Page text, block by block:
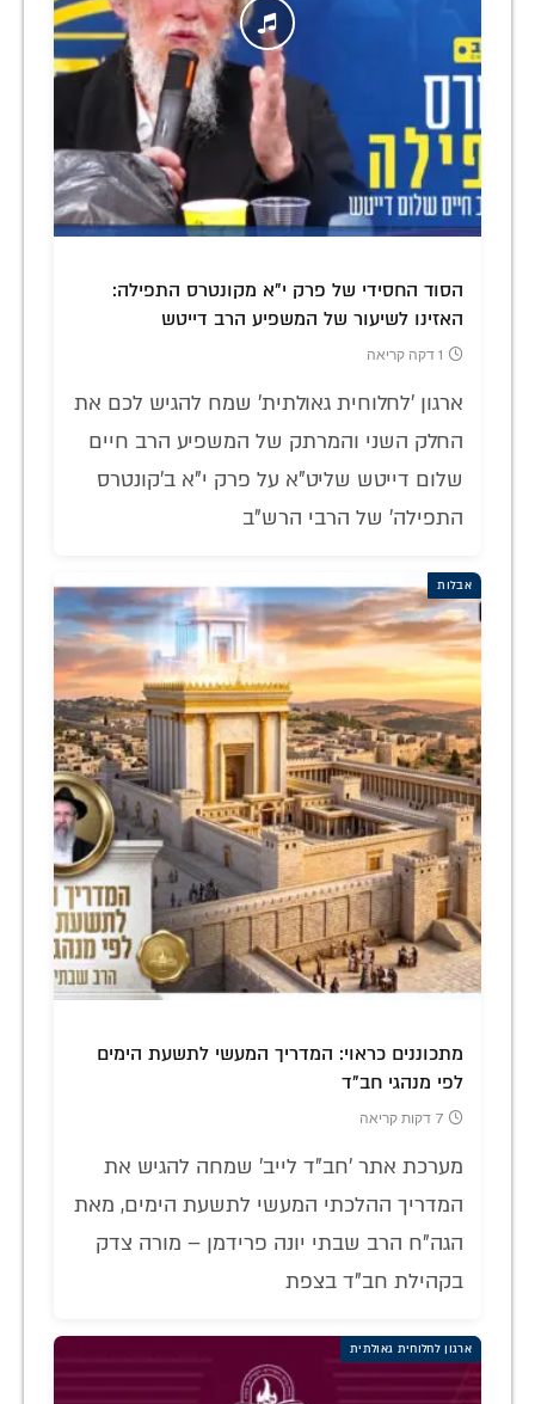
הסוד החסידי של פרק י"א מקונטרס התפילה:
האזינו לשיעור של המשפיע הרב דייטש
1 דקה קריאה
ארגון 'לחלוחית גאולתית' שמח להגיש לכם את
החלק השני והמרתק של המשפיע הרב חיים
שלום דייטש שליט"א על פרק י"א ב'קונטרס
התפילה' של הרבי הרש"ב
אבלות
מתכוננים כראוי: המדריך המעשי לתשעת הימים
לפי מנהגי חב"ד
7 דקות קריאה
מערכת אתר 'חב"ד לייב' שמחה להגיש את
המדריך ההלכתי המעשי לתשעת הימים, מאת
הגה"ח הרב שבתי יונה פרידמן – מורה צדק
בקהילת חב"ד בצפת
ארגון לחלוחית גאולתית